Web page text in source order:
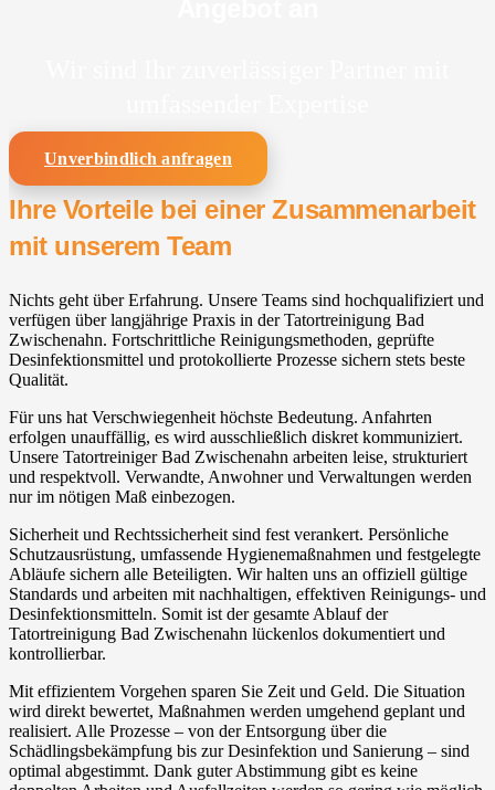
Unverbindlich anfragen
Ihre Vorteile bei einer Zusammenarbeit
mit unserem Team
Nichts geht über Erfahrung. Unsere Teams sind hochqualifiziert und
verfügen über langjährige Praxis in der Tatortreinigung Bad
Zwischenahn⁠. Fortschrittliche Reinigungsmethoden, geprüfte
Desinfektionsmittel und protokollierte Prozesse sichern stets beste
Qualität.
Für uns hat Verschwiegenheit höchste Bedeutung. Anfahrten
erfolgen unauffällig, es wird ausschließlich diskret kommuniziert.
Unsere Tatortreiniger Bad Zwischenahn⁠ arbeiten leise, strukturiert
und respektvoll. Verwandte, Anwohner und Verwaltungen werden
nur im nötigen Maß einbezogen.
Sicherheit und Rechtssicherheit sind fest verankert. Persönliche
Schutzausrüstung, umfassende Hygienemaßnahmen und festgelegte
Abläufe sichern alle Beteiligten. Wir halten uns an offiziell gültige
Standards und arbeiten mit nachhaltigen, effektiven Reinigungs- und
Desinfektionsmitteln. Somit ist der gesamte Ablauf der
Tatortreinigung Bad Zwischenahn⁠ lückenlos dokumentiert und
kontrollierbar.
Mit effizientem Vorgehen sparen Sie Zeit und Geld. Die Situation
wird direkt bewertet, Maßnahmen werden umgehend geplant und
realisiert. Alle Prozesse – von der Entsorgung über die
Schädlingsbekämpfung bis zur Desinfektion und Sanierung – sind
optimal abgestimmt. Dank guter Abstimmung gibt es keine